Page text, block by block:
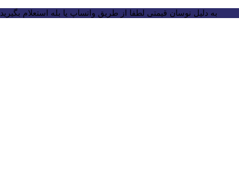
به دلیل نوسان قیمتی لطفا از طریق واتساپ یا بله استعلام بگیرید